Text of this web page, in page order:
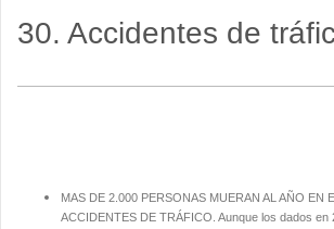
30. Accidentes de
MAS DE 2.000 PERSONAS MUERAN AL AÑO EN
ACCIDENTES DE TRÁFICO. Aunque los dados en